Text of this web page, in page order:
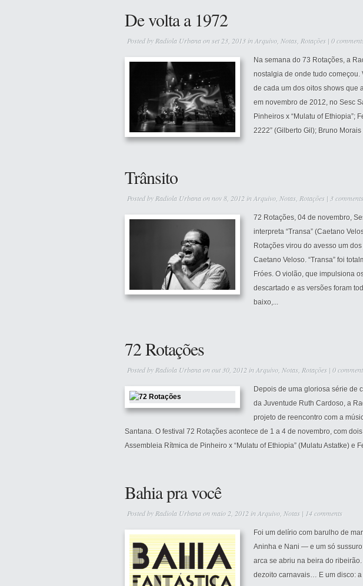
De volta a 1972
Posted by Radiola Urbanaon set 23, 2013 inArquivo Notas Rotações | 0
Na semana do 73 Rotações, a
nostalgia de onde tudo começou.
de cada um dos oitos shows que
em novembro de 2012, no Sesc
Pinheiros x “Mulatu of Ethiopia”;
2222” (Gilberto Gil); Bruno
Trânsito
Posted by Radiola Urbanaon nov 8, 2012 inArquivo Notas Rotações | 3 comments
72 Rotações, 04 de novembro,
interpreta “Transa” (Caetano
Rotações virou do avesso um
Caetano Veloso. “Transa” foi
Fróes. O violão, que impulsiona
descartado e as versões foram
baixo,...
72 Rotações
Posted by Radiola Urbanaon out 30, 2012 inArquivo Notas Rotações | 0
Depois de uma gloriosa série de
da Juventude Ruth Cardoso, a
projeto de reencontro com a
Santana. O festival 72 Rotações acontece de 1 a 4 de novembro, com
Assembleia Rítmica de Pinheiro x “Mulatu of Ethiopia” (Mulatu Astatke) e
Bahia pra você
Posted by Radiola Urbanaon maio 2, 2012 inArquivo Notas | 14 comments
Foi um delírio com barulho de
Aninha e Nani — e um só
arca se abriu na beira do
dezoito carnavais… E um disco: